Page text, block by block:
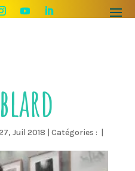
Juil 2018 | Catégories : |